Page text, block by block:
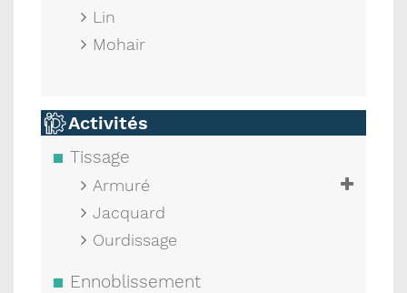
Lin
Mohair
Activités
Tissage
Armuré
Jacquard
Ourdissage
Ennoblissement